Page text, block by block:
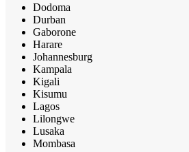
Dodoma
Durban
Gaborone
Harare
Johannesburg
Kampala
Kigali
Kisumu
Lagos
Lilongwe
Lusaka
Mombasa